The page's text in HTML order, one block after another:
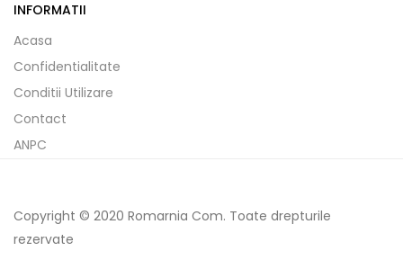
INFORMATII
Acasa
Confidentialitate
Conditii Utilizare
Contact
ANPC
Copyright © 2020 Romarnia Com. Toate drepturile
rezervate